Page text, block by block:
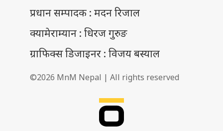
प्रधान सम्पादक : मदन रिजाल
क्यामेराम्यान : धिरज गुरुङ
ग्राफिक्स डिजाइनर : विजय बस्याल
©2026 MnM Nepal | All rights reserved